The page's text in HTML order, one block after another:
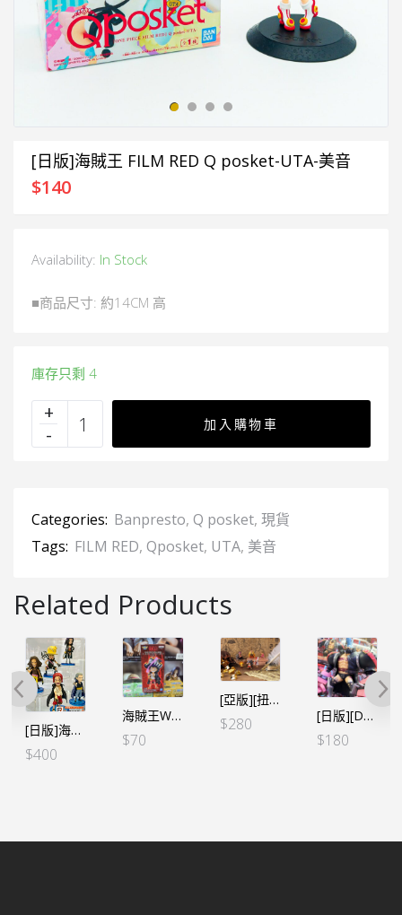
[日版]海賊王 FILM RED Q posket-UTA-美音
$140
Availability: In Stock
■商品尺寸: 約14CM 高
庫存只剩 4
加入購物車
Categories: Banpresto, Q posket, 現貨
Tags: FILM RED, Qposket, UTA, 美音
Related Products
[日版]海賊王WCF -FILM RED- VOL.3（5個SET）（日）
$400
海賊王WCF -FILM RED- VOL.1 路飛（行）
$70
[亞版][扭蛋]ワンピの実（海賊王的果實）第六海戰 全6個SET（亞版
$280 [日版][DXF] 海賊王 THE GRANDLINE MEN -FILM RED 第十二彈 芬奇
$180